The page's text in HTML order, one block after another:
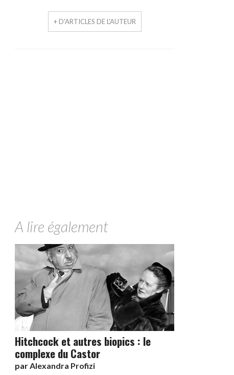
+ D'ARTICLES DE L'AUTEUR
A lire également
Hitchcock et autres biopics : le
complexe du Castor
par Alexandra Profizi